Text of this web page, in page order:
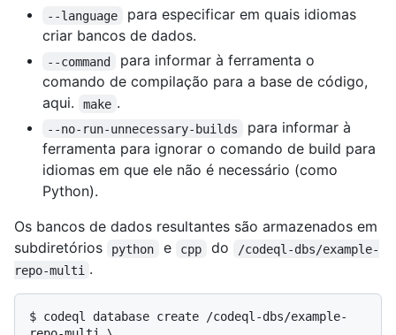
--language
para especificar em quais idiomas
criar bancos de dados.
--command
para informar à ferramenta o
comando de compilação para a base de código,
aqui.
make .
--no-run-unnecessary-builds
para informar à
ferramenta para ignorar o comando de build para
idiomas em que ele não é necessário (como
Python).
Os bancos de dados resultantes são armazenados em
subdiretórios
python e cpp do
/codeql-dbs/example-
repo-multi .
$ codeql database create /codeql-dbs/example-